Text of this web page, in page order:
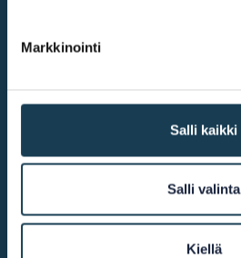
Markkinointi
Salli kaikki
Salli valinta
Kiellä
More info
Cookie declaration
Other links
European Commission